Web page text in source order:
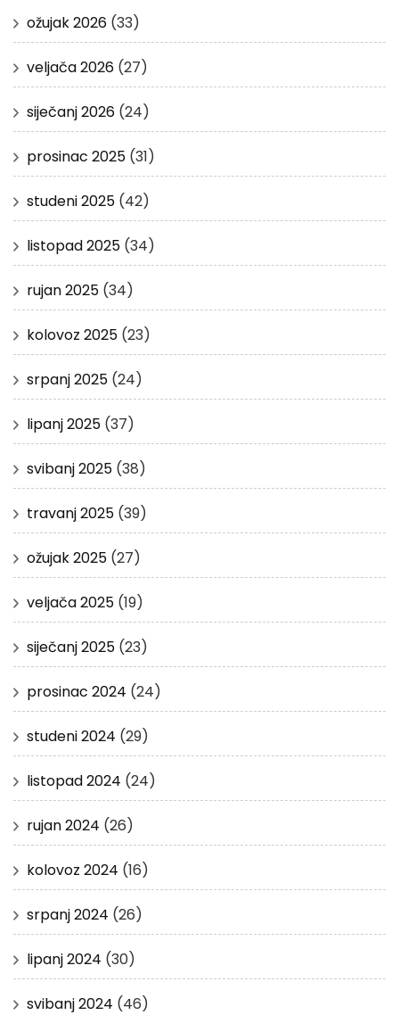
ožujak 2026 (33)
veljača 2026 (27)
siječanj 2026 (24)
prosinac 2025 (31)
studeni 2025 (42)
listopad 2025 (34)
rujan 2025 (34)
kolovoz 2025 (23)
srpanj 2025 (24)
lipanj 2025 (37)
svibanj 2025 (38)
travanj 2025 (39)
ožujak 2025 (27)
veljača 2025 (19)
siječanj 2025 (23)
prosinac 2024 (24)
studeni 2024 (29)
listopad 2024 (24)
rujan 2024 (26)
kolovoz 2024 (16)
srpanj 2024 (26)
lipanj 2024 (30)
svibanj 2024 (46)